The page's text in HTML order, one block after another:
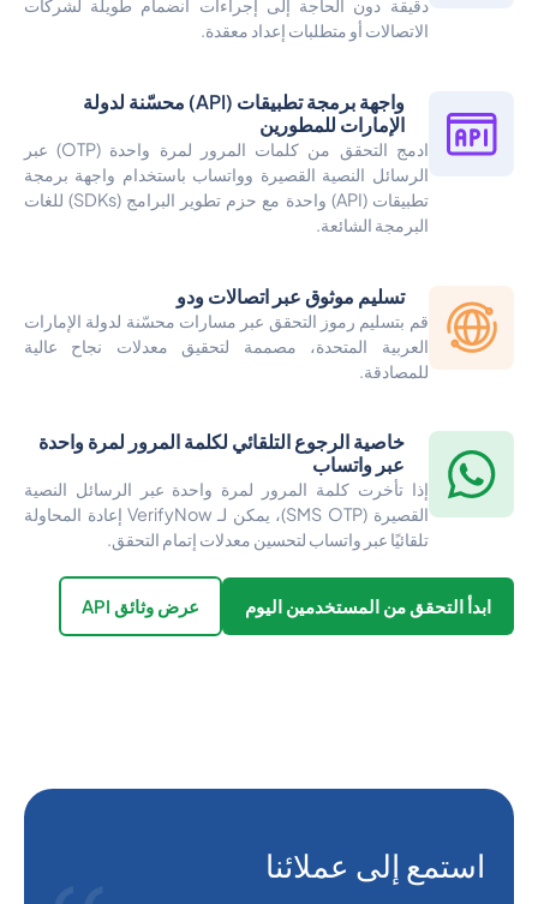
دقيقة دون الحاجة إلى إجراءات انضمام طويلة لشركات
الاتصالات أو متطلبات إعداد معقدة.
واجهة برمجة تطبيقات (API) محسّنة لدولة
الإمارات للمطورين
ادمج التحقق من كلمات المرور لمرة واحدة (OTP) عبر
الرسائل النصية القصيرة وواتساب باستخدام واجهة برمجة
تطبيقات (API) واحدة مع حزم تطوير البرامج (SDKs) للغات
البرمجة الشائعة.
تسليم موثوق عبر اتصالات ودو
قم بتسليم رموز التحقق عبر مسارات محسّنة لدولة الإمارات
العربية المتحدة، مصممة لتحقيق معدلات نجاح عالية
للمصادقة.
خاصية الرجوع التلقائي لكلمة المرور لمرة واحدة
عبر واتساب
إذا تأخرت كلمة المرور لمرة واحدة عبر الرسائل النصية
القصيرة (SMS OTP)، يمكن لـ VerifyNow إعادة المحاولة
تلقائيًا عبر واتساب لتحسين معدلات إتمام التحقق.
ابدأ التحقق من المستخدمين اليوم عرض وثائق API
استمع إلى عملائنا